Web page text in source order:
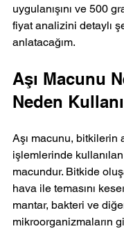
uygulanışını ve 500
fiyat analizini detaylı
anlatacağım.
Aşı Macunu
Neden
Aşı macunu, bitkilerin
işlemlerinde
macundur. Bitkide
hava ile temasını
mantar, bakteri ve
mikroorganizmaların